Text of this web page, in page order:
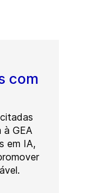
com
à GEA
em IA,